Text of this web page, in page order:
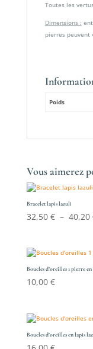
Toutes les
Dimensions :
pierres peuvent
Poids
Vous aimerez
Bracelet lapis lazuli
32,50 € – 40,20
Boucles d’oreilles 1 pierre
10,00 €
Boucles d’oreilles en lapis